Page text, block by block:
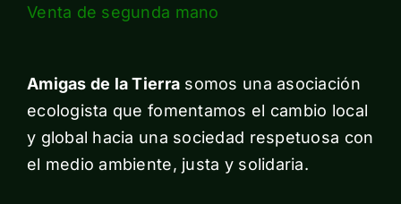
Venta de segunda mano
Amigas de la Tierra somos una asociación
ecologista que fomentamos el cambio local
y global hacia una sociedad respetuosa con
el medio ambiente, justa y solidaria.